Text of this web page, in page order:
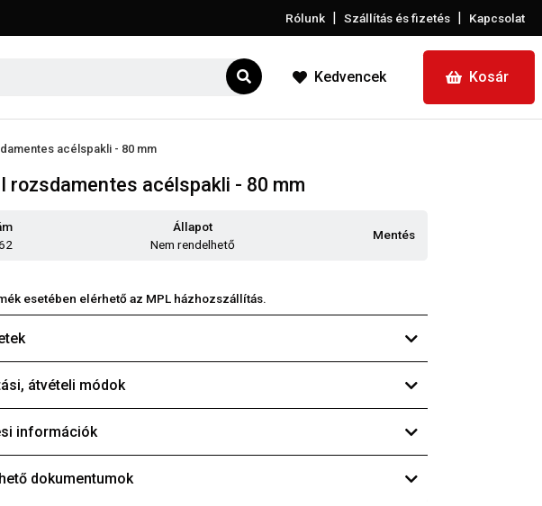
Rólunk | Szállítás és fizetés | Kapcsolat
Kedvencek Kosár
acélspakli - 80 mm
rozsdamentes acélspakli - 80 mm
Állapot
Nem rendelhető
Mentés
esetében elérhető az MPL házhozszállítás.
átvételi módok
információk
dokumentumok